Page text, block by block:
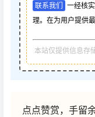
联系我们 一经核
理。在为用户提供
本站仅提供信息存
点点赞赏，手留